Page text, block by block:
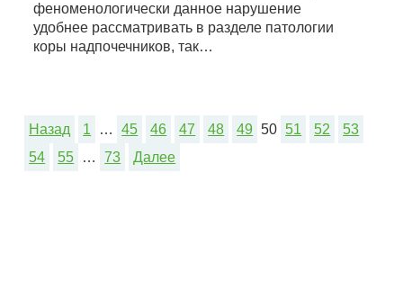
феноменологически данное нарушение
удобнее рассматривать в разделе патологии
коры надпочечников, так…
Назад 1 … 45 46 47 48 49 50 51 52
53
54
55 … 73 Далее